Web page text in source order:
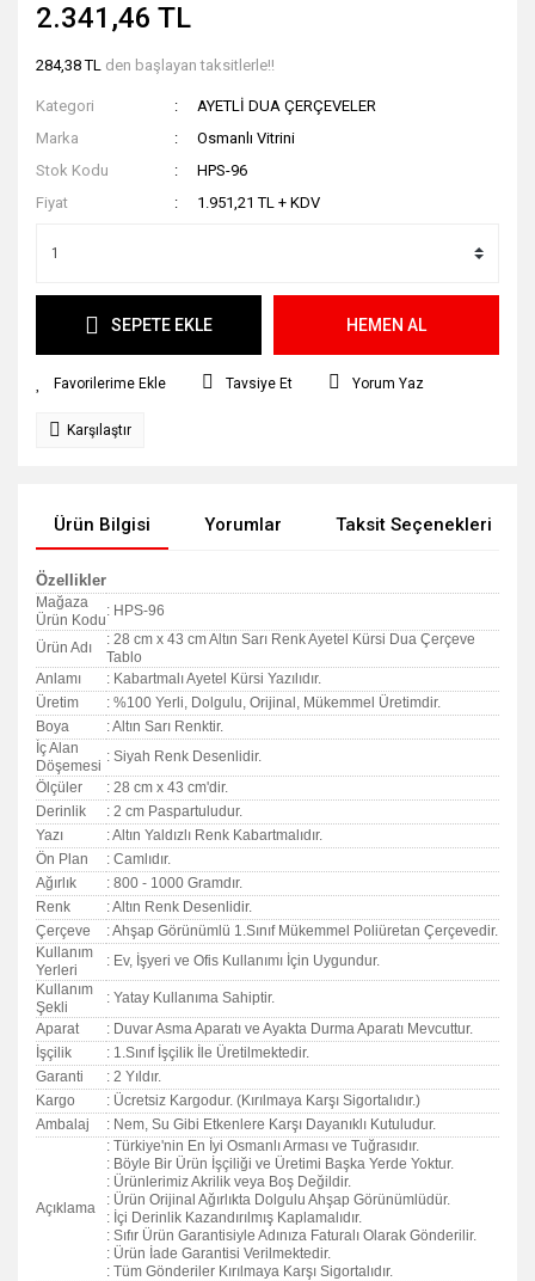
2.341,46 TL
284,38 TL den başlayan taksitlerle!!
Kategori
AYETLİ DUA ÇERÇEVELER
Marka
Osmanlı Vitrini
Stok Kodu
HPS-96
Fiyat
1.951,21 TL + KDV
SEPETE EKLE HEMEN AL
Tavsiye Et Yorum Yaz
Karşılaştır
Ürün Bilgisi Yorumlar Taksit Seçenekleri
Özellikler
Mağaza
Ürün Kodu
: HPS-96
Ürün Adı
: 28 cm x 43 cm Altın Sarı Renk Ayetel Kürsi Dua Çerçeve
Tablo
Anlamı
: Kabartmalı Ayetel Kürsi Yazılıdır.
Üretim
: %100 Yerli, Dolgulu, Orijinal, Mükemmel Üretimdir.
Boya
: Altın Sarı Renktir.
İç Alan
Döşemesi
: Siyah Renk Desenlidir.
Ölçüler
: 28 cm x 43 cm'dir.
Derinlik
: 2 cm Paspartuludur.
Yazı
: Altın Yaldızlı Renk Kabartmalıdır.
Ön Plan
: Camlıdır.
Ağırlık
: 800 - 1000 Gramdır.
Renk
: Altın Renk Desenlidir.
Çerçeve
: Ahşap Görünümlü 1.Sınıf Mükemmel Poliüretan Çerçevedir.
Kullanım
Yerleri
: Ev, İşyeri ve Ofis Kullanımı İçin Uygundur.
Kullanım
Şekli
: Yatay Kullanıma Sahiptir.
Aparat
: Duvar Asma Aparatı ve Ayakta Durma Aparatı Mevcuttur.
İşçilik
: 1.Sınıf İşçilik İle Üretilmektedir.
Garanti
: 2 Yıldır.
Kargo
: Ücretsiz Kargodur. (Kırılmaya Karşı Sigortalıdır.)
Ambalaj
: Nem, Su Gibi Etkenlere Karşı Dayanıklı Kutuludur.
Açıklama
: Türkiye'nin En İyi Osmanlı Arması ve Tuğrasıdır.
: Böyle Bir Ürün İşçiliği ve Üretimi Başka Yerde Yoktur.
: Ürünlerimiz Akrilik veya Boş Değildir.
: Ürün Orijinal Ağırlıkta Dolgulu Ahşap Görünümlüdür.
: İçi Derinlik Kazandırılmış Kaplamalıdır.
: Sıfır Ürün Garantisiyle Adınıza Faturalı Olarak Gönderilir.
: Ürün İade Garantisi Verilmektedir.
: Tüm Gönderiler Kırılmaya Karşı Sigortalıdır.